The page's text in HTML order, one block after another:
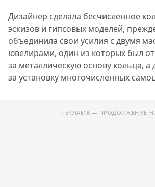
Дизайнер сделала бесчисленное
эскизов и гипсовых моделей,
объединила свои усилия с двумя
ювелирами, один из которых был
за металлическую основу кольца,
за установку многочисленных
РЕКЛАМА — ПРОДОЛЖЕНИЕ